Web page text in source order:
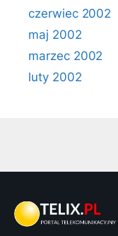
czerwiec 2002
maj 2002
marzec 2002
luty 2002